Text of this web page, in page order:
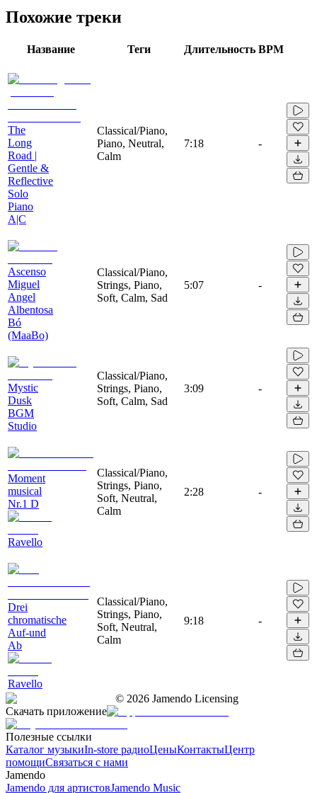
Похожие треки
Название Теги Длительность BPM
The
Long
Road |
Gentle &
Reflective
Solo
Piano
A|C
Classical/Piano,
Piano, Neutral,
Calm
7:18 -
Ascenso
Miguel
Angel
Albentosa
Bó
(MaaBo)
Classical/Piano,
Strings, Piano,
Soft, Calm, Sad
5:07 -
Mystic
Dusk
BGM
Studio
Classical/Piano,
Strings, Piano,
Soft, Calm, Sad
3:09 -
Moment
musical
Nr.1 D
Ravello
Classical/Piano,
Strings, Piano,
Soft, Neutral,
Calm
2:28 -
Drei
chromatische
Auf-und
Ab
Ravello
Classical/Piano,
Strings, Piano,
Soft, Neutral,
Calm
9:18 -
© 2026 Jamendo Licensing
Скачать приложение
Полезные ссылки
Каталог музыкиIn-store радиоЦеныКонтактыЦентр
помощиСвязаться с нами
Jamendo
Jamendo для артистовJamendo Music